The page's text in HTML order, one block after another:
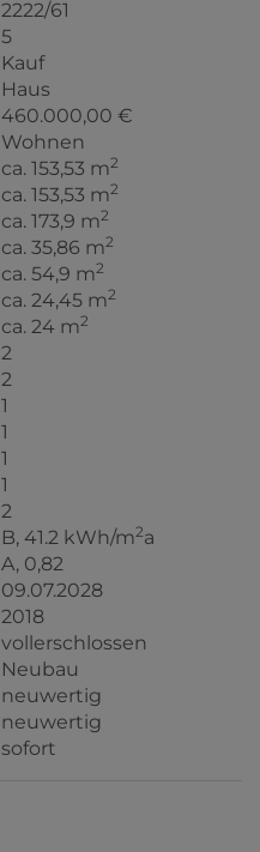
2222/61
5
Kauf
Haus
460.000,00 €
Wohnen
ca. 153,53 m2
ca. 153,53 m2
ca. 173,9 m2
ca. 35,86 m2
ca. 54,9 m2
ca. 24,45 m2
ca. 24 m2
2
2
1
1
1
1
2
B, 41.2 kWh/m2a
A, 0,82
09.07.2028
2018
vollerschlossen
Neubau
neuwertig
neuwertig
sofort